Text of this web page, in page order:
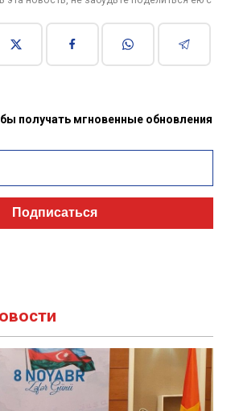
получать мгновенные обновления
Подписаться